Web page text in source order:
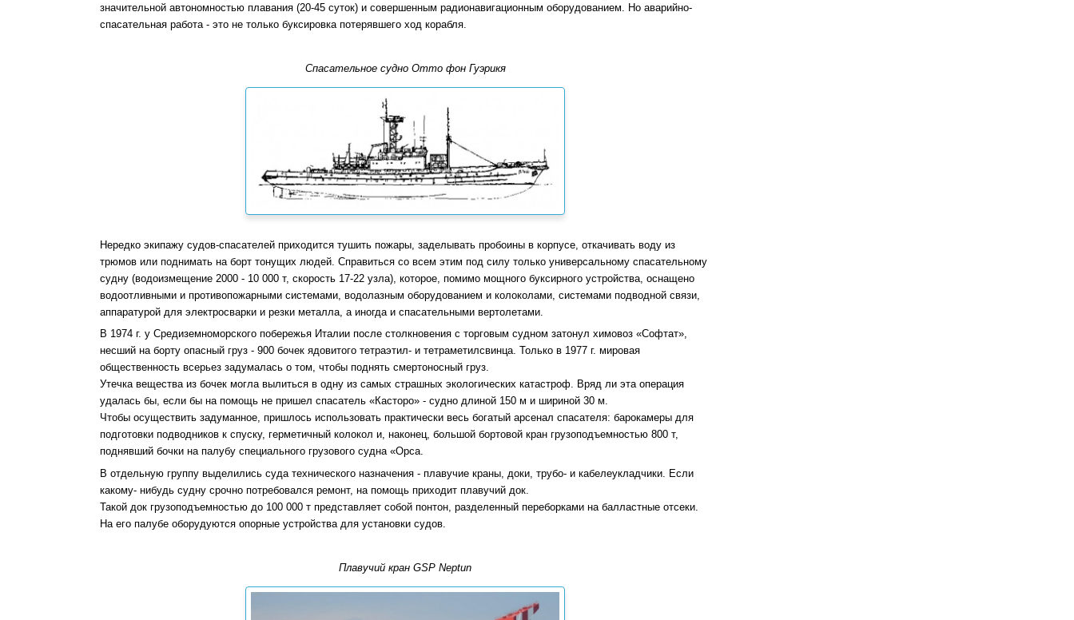
значительной автономностью плавания (20-45 суток) и совершенным радионавигационным оборудованием. Но аварийно-
спасательная работа - это не только буксировка потерявшего ход корабля.
Спасательное судно Отто фон Гуэрикя
Нередко экипажу судов-спасателей приходится тушить пожары, заделывать пробоины в корпусе, откачивать воду из
трюмов или поднимать на борт тонущих людей. Справиться со всем этим под силу только универсальному спасательному
судну (водоизмещение 2000 - 10 000 т, скорость 17-22 узла), которое, помимо мощного буксирного устройства, оснащено
водоотливными и противопожарными системами, водолазным оборудованием и колоколами, системами подводной связи,
аппаратурой для электросварки и резки металла, а иногда и спасательными вертолетами.
В 1974 г. у Средиземноморского побережья Италии после столкновения с торговым судном затонул химовоз «Софтат»,
несший на борту опасный груз - 900 бочек ядовитого тетраэтил- и тетраметилсвинца. Только в 1977 г. мировая
общественность всерьез задумалась о том, чтобы поднять смертоносный груз.
Утечка вещества из бочек могла вылиться в одну из самых страшных экологических катастроф. Вряд ли эта операция
удалась бы, если бы на помощь не пришел спасатель «Касторо» - судно длиной 150 м и шириной 30 м.
Чтобы осуществить задуманное, пришлось использовать практически весь богатый арсенал спасателя: барокамеры для
подготовки подводников к спуску, герметичный колокол и, наконец, большой бортовой кран грузоподъемностью 800 т,
поднявший бочки на палубу специального грузового судна «Орса.
В отдельную группу выделились суда технического назначения - плавучие краны, доки, трубо- и кабелеукладчики. Если
какому- нибудь судну срочно потребовался ремонт, на помощь приходит плавучий док.
Такой док грузоподъемностью до 100 000 т представляет собой понтон, разделенный переборками на балластные отсеки.
На его палубе оборудуются опорные устройства для установки судов.
Плавучий кран GSP Neptun